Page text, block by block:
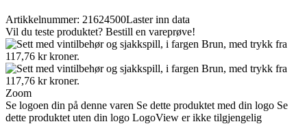
Artikkelnummer: 21624500Laster inn data
Vil du teste produktet? Bestill en vareprøve!
Zoom
Se logoen din på denne varen Se dette produktet med din logo Se
dette produktet uten din logo LogoView er ikke tilgjengelig